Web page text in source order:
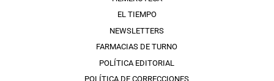
EL TIEMPO
NEWSLETTERS
FARMACIAS DE TURNO
POLÍTICA EDITORIAL
POLÍTICA DE CORRECCIONES